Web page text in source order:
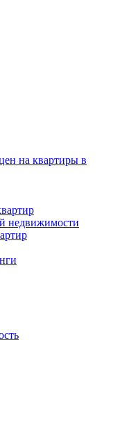
на квартиры в
недвижимости